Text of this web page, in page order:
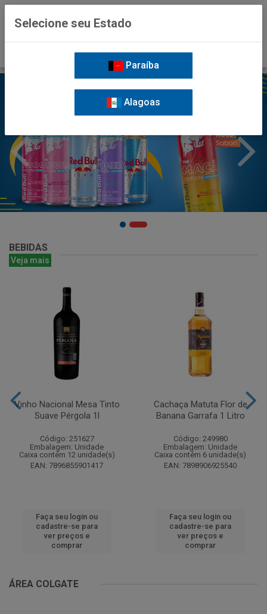
BEBIDAS
Veja mais
Vinho Nacional Mesa Tinto
Suave Pérgola 1l
Código: 251627
Embalagem: Unidade
Caixa contém 12 unidade(s)
EAN: 7896855901417
Faça seu login ou
cadastre-se para
ver preços e
comprar
Cachaça Matuta Flor de
Banana Garrafa 1 Litro
Código: 249980
Embalagem: Unidade
Caixa contém 6 unidade(s)
EAN: 7898906925540
Faça seu login ou
cadastre-se para
ver preços e
comprar
ÁREA COLGATE
Selecione seu Estado
Paraíba
Alagoas